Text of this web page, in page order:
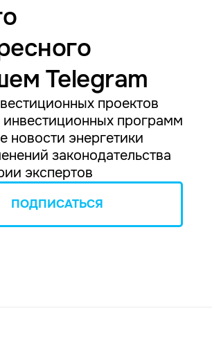
Telegram
проектов
инвестиционных программ
новости энергетики
законодательства
экспертов
ПОДПИСАТЬСЯ